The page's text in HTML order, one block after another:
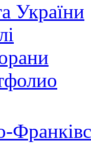
України